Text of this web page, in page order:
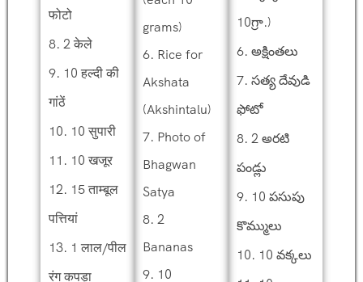
फोटो
8. 2 केले
9. 10 हल्दी की
गांठें
10. 10 सुपारी
11. 10 खजूर
12. 15 ताम्बूल
पत्तियां
13. 1 लाल/पील
रंग कपड़ा
grams)
6. Rice for
Akshata
(Akshintalu)
7. Photo of
Bhagwan
Satya
8. 2
Bananas
9. 10
10గ్రా.)
6. అక్షింతలు
7. సత్య దేవుడి
ఫోటో
8. 2 అరటి
పండ్లు
9. 10 పసుపు
కొమ్ములు
10. 10 వక్కలు